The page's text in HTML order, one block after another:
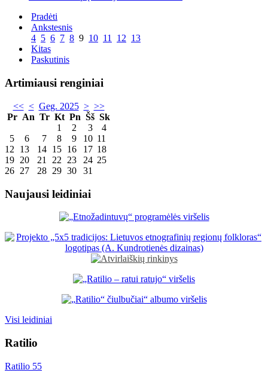
Pradėti
Ankstesnis
4 5 6 7 8 9 10 11 12 13
Kitas
Paskutinis
Artimiausi renginiai
<< < Geg. 2025 > >>
Pr An Tr Kt Pn Šš Sk
1
2 3
4
5
6 7 8 9 10 11
12
13 14 15 16 17 18
19 20 21 22 23 24 25
26 27 28 29 30 31
Naujausi leidiniai
Visi leidiniai
Ratilio
Ratilio 55